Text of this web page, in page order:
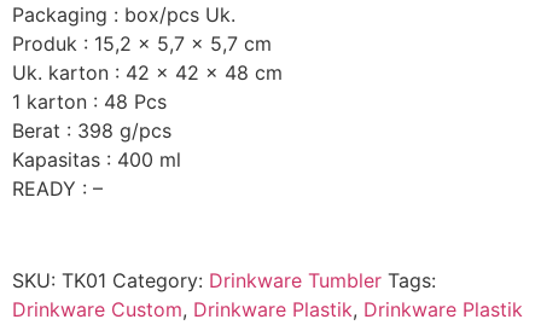
Packaging : box/pcs Uk.
Produk : 15,2 x 5,7 x 5,7 cm
Uk. karton : 42 x 42 x 48 cm
1 karton : 48 Pcs
Berat : 398 g/pcs
Kapasitas : 400 ml
READY : –
SKU: TK01 Category: Drinkware Tumbler Tags:
Drinkware Custom, Drinkware Plastik, Drinkware Plastik